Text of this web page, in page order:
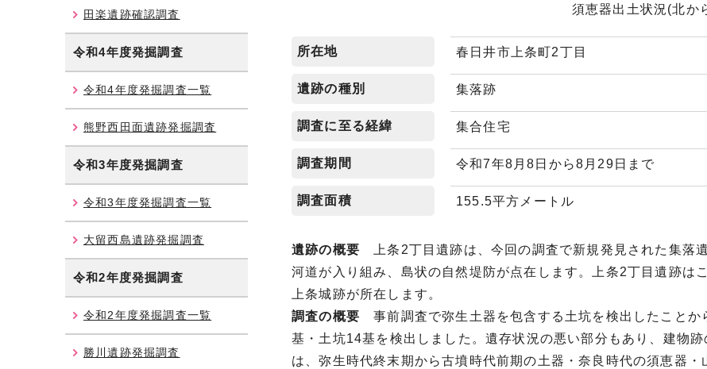
須恵器出土状況(北か
所在地 春日井市上条町2丁目
遺跡の種別 集落跡
調査に至る経緯 集合住宅
調査期間 令和7年8月8日から8月29日まで
調査面積 155.5平方メートル
遺跡の概要 上条2丁目遺跡は、今回の調査で新規発見された集落
河道が入り組み、島状の自然堤防が点在します。上条2丁目遺跡は
上条城跡が所在します。
調査の概要 事前調査で弥生土器を包含する土坑を検出したこと
基・土坑14基を検出しました。遺存状況の悪い部分もあり、建物
は、弥生時代終末期から古墳時代前期の土器・奈良時代の須恵器
田楽遺跡確認調査
令和4年度発掘調査
令和4年度発掘調査一覧
熊野西田面遺跡発掘調査
令和3年度発掘調査
令和3年度発掘調査一覧
大留西島遺跡発掘調査
令和2年度発掘調査
令和2年度発掘調査一覧
勝川遺跡発掘調査